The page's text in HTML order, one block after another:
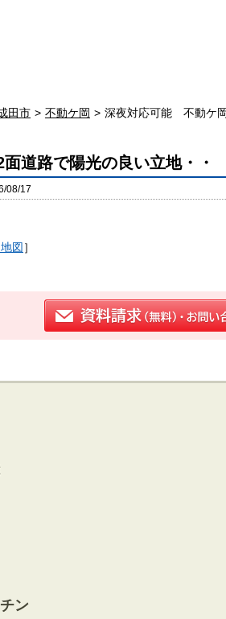
田市 不動ケ岡 深夜対応可能 不動ケ
道路で陽光の良い立地・・
08/17
図］
ン